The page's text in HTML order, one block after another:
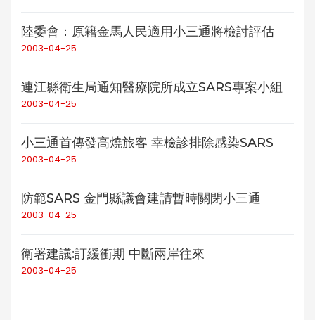
陸委會：原籍金馬人民適用小三通將檢討評估
2003-04-25
連江縣衛生局通知醫療院所成立SARS專案小組
2003-04-25
小三通首傳發高燒旅客 幸檢診排除感染SARS
2003-04-25
防範SARS 金門縣議會建請暫時關閉小三通
2003-04-25
衛署建議:訂緩衝期 中斷兩岸往來
2003-04-25